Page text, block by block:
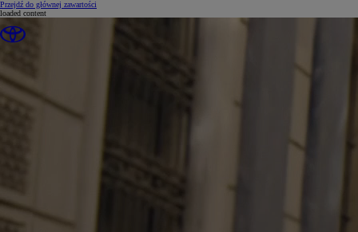
Przejdź do głównej zawartości
loaded content